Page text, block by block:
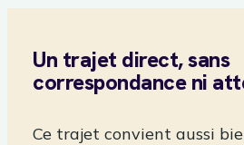
Un trajet direct, sans
correspondance ni
Ce trajet convient aussi